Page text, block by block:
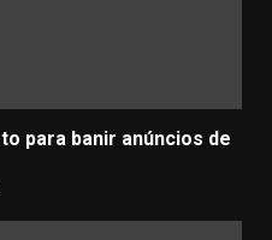
para banir anúncios de